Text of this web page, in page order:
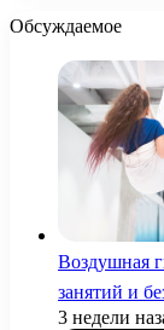
Обсуждаемое
Воздушная
занятий и
3 недели